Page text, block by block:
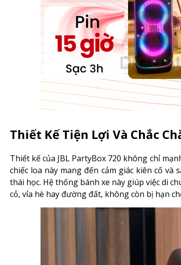
Thiết Kế Tiện Lợi Và Chắc
Thiết kế của JBL PartyBox 720 không chỉ
chiếc loa này mang đến cảm giác kiên cố
thái học. Hệ thống bánh xe này giúp việc di
cỏ, vỉa hè hay đường đất, không còn bị hạn